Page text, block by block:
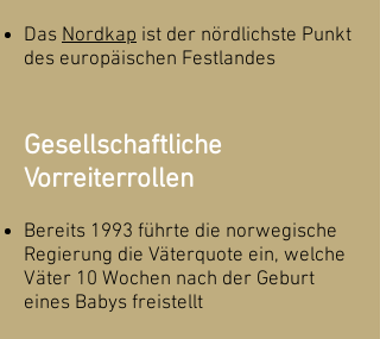
Das Nordkap ist der nördlichste Punkt
des europäischen Festlandes
Gesellschaftliche
Vorreiterrollen
Bereits 1993 führte die norwegische
Regierung die Väterquote ein, welche
Väter 10 Wochen nach der Geburt
eines Babys freistellt